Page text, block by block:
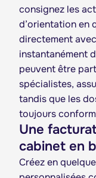
consignez les
d’orientation en
directement
instantanément
peuvent être
spécialistes,
tandis que les
toujours
Une
cabinet en
Créez en